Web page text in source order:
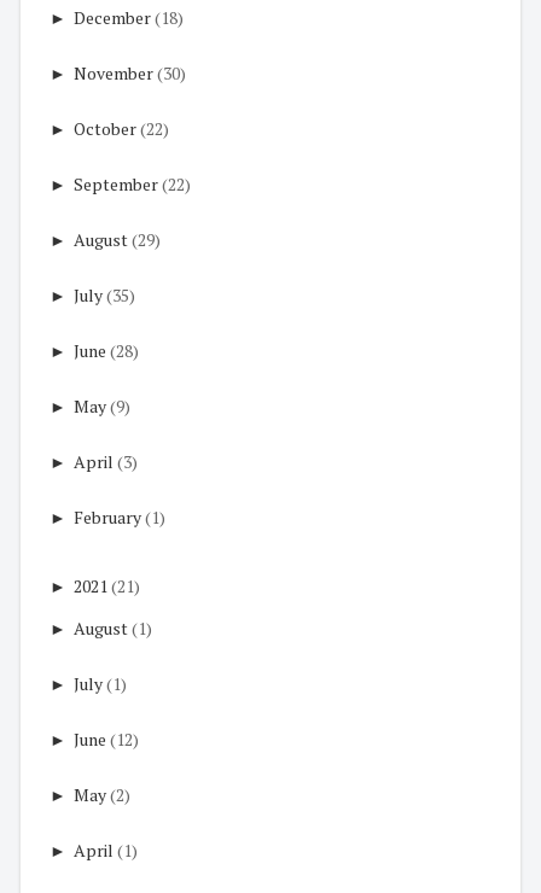
► December(18)
► November(30)
► October(22)
► September(22)
► August(29)
► July(35)
► June (28)
► May(9)
► April (3)
► February(1)
► 2021 (21)
► August(1)
► July(1)
► June (12)
► May(2)
► April (1)